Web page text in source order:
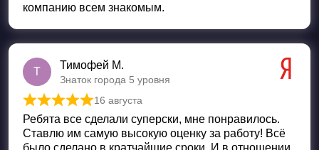
компанию всем знакомым.
Т
Тимофей М.
Знаток города 5 уровня
Оценка5 из 5
16 августа
Ребята все сделали суперски, мне понравилось.
Ставлю им самую высокую оценку за работу! Всё
было сделано в кратчайшие сроки. И в отношении